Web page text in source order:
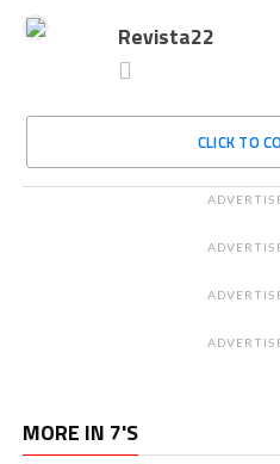
Revista22
CLICK TO
MORE IN 7'S